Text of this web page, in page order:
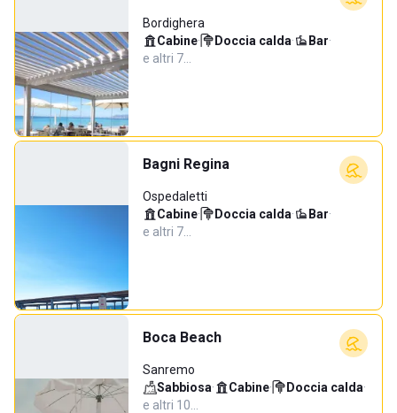
Bordighera
Cabine· Doccia calda· Bar·
e altri 7…
Bagni Regina
Ospedaletti
Cabine· Doccia calda· Bar·
e altri 7…
Boca Beach
Sanremo
Sabbiosa· Cabine· Doccia calda·
e altri 10…